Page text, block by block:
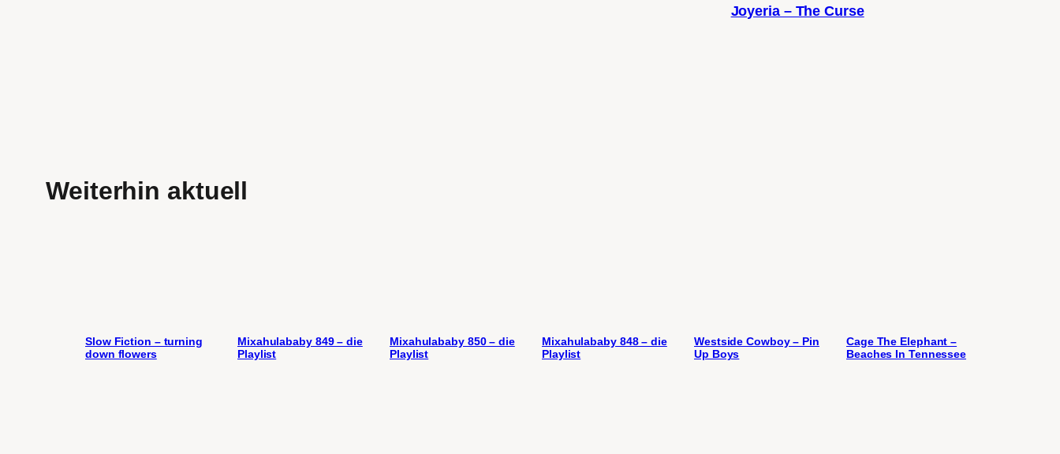
Joyeria – The Curse
Weiterhin aktuell
Slow Fiction – turning
down flowers
Mixahulababy 849 – die
Playlist
Mixahulababy 850 – die
Playlist
Mixahulababy 848 – die
Playlist
Westside Cowboy – Pin
Up Boys
Cage The Elephant –
Beaches In Tennessee